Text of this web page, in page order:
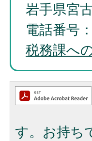
岩手県宮
電話番号
税務課へ
す。お持ち